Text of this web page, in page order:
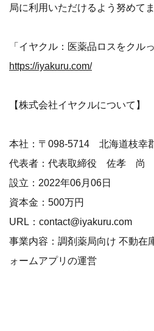
局に利用いただけるよう努めて
「イヤクル：医薬品ロスをクル
https://iyakuru.com/
【株式会社イヤクルについて】
本社：〒098-5714 北海道枝幸
代表者：代表取締役 佐孝 尚
設立：2022年06月06日
資本金：500万円
URL：contact@iyakuru.com
事業内容：調剤薬局向け 不動在
ォームアプリの運営